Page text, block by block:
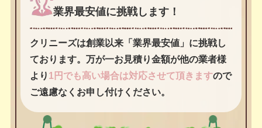
業界最安値に挑戦します！
クリニーズは創業以来「業界最安値」に挑戦し
ております。万が一お見積り金額が他の業者様
より 1円でも高い場合は対応させて頂きますので
ご遠慮なくお申し付けください。